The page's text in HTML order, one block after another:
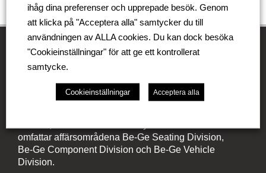
Be-Ge Koncernen
Be-Ge Koncernen är en familjeägd företagsgrupp med
omfattar affärsområdena Be-Ge Seating Division,
Be-Ge Component Division och Be-Ge Vehicle
Division.
ihåg dina preferenser och upprepade besök. Genom
att klicka på "Acceptera alla" samtycker du till
användningen av ALLA cookies. Du kan dock besöka
"Cookieinställningar" för att ge ett kontrollerat
samtycke.
Cookieinställningar Acceptera alla